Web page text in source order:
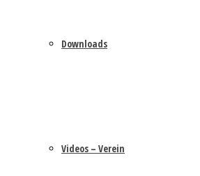
Downloads
Videos – Verein